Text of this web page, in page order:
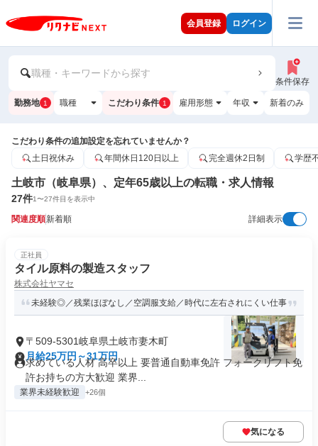
会員登録 ログイン
職種・キーワードから探す
条件保存
勤務地 1 職種 こだわり条件 1 雇用形態 年収 新着のみ
こだわり条件の追加設定を忘れていませんか？
土日祝休み
年間休日120日以上 完全週休2日制 学歴
土岐市（岐阜県）、定年65歳以上の転職・求人情報
27件1〜27件目を表示中
関連度順新着順 詳細表示
正社員
タイル原料の製造スタッフ
株式会社ヤマセ
未経験◎／残業ほぼなし／空調服支給／時代に左右されにくい仕事
〒509-5301岐阜県土岐市妻木町
月給25万円～31万円
求めている人材 高卒以上 要普通自動車免許 フォークリフト免
許お持ちの方大歓迎 業界...
業界未経験歓迎 +26個
気になる